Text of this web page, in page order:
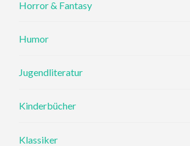
Horror & Fantasy
Humor
Jugendliteratur
Kinderbücher
Klassiker